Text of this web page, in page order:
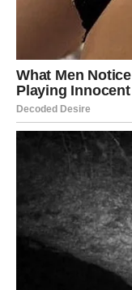
Pred vama su
STRIJELAC